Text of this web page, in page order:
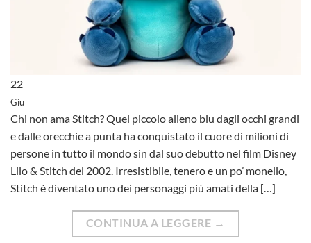
22
Giu
Chi non ama Stitch? Quel piccolo alieno blu dagli occhi grandi
e dalle orecchie a punta ha conquistato il cuore di milioni di
persone in tutto il mondo sin dal suo debutto nel film Disney
Lilo & Stitch del 2002. Irresistibile, tenero e un po’ monello,
Stitch è diventato uno dei personaggi più amati della […]
CONTINUA A LEGGERE →